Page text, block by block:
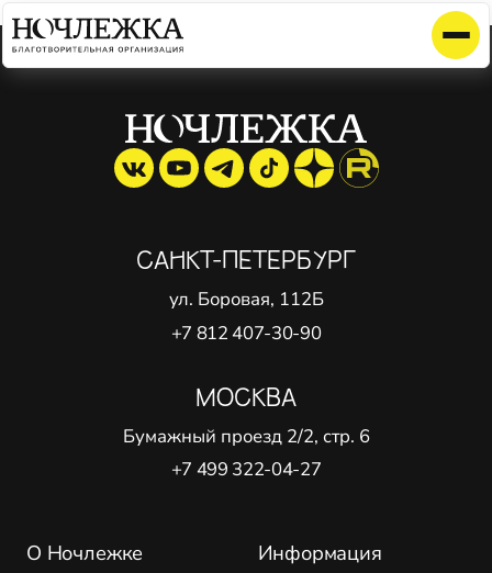
Элемент не найден!
О Ночлежке Информация
САНКТ-ПЕТЕРБУРГ
ул. Боровая, 112Б
+7 812 407-30-90
МОСКВА
Бумажный проезд 2/2, стр. 6
+7 499 322-04-27